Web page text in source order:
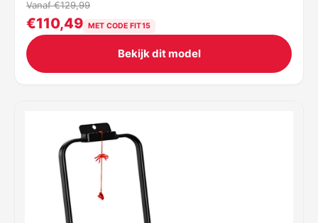
Vanaf €129,99
€110,49 MET CODE FIT15
Bekijk dit model